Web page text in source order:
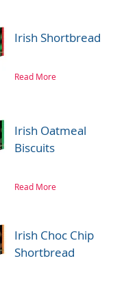
Irish Shortbread
Read More
Irish Oatmeal
Biscuits
Read More
Irish Choc Chip
Shortbread